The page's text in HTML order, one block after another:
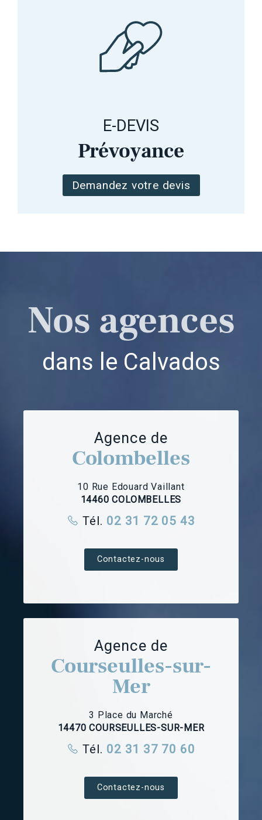
E-DEVIS
Prévoyance
Demandez votre devis
Nos agences
dans le Calvados
Agence de
Colombelles
10 Rue Edouard Vaillant
14460 COLOMBELLES
Tél. 02 31 72 05 43
Contactez-nous
Agence de
Courseulles-sur-
Mer
3 Place du Marché
14470 COURSEULLES-SUR-MER
Tél. 02 31 37 70 60
Contactez-nous